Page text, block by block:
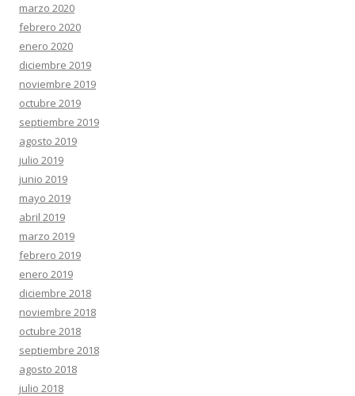
marzo 2020
febrero 2020
enero 2020
diciembre 2019
noviembre 2019
octubre 2019
septiembre 2019
agosto 2019
julio 2019
junio 2019
mayo 2019
abril 2019
marzo 2019
febrero 2019
enero 2019
diciembre 2018
noviembre 2018
octubre 2018
septiembre 2018
agosto 2018
julio 2018